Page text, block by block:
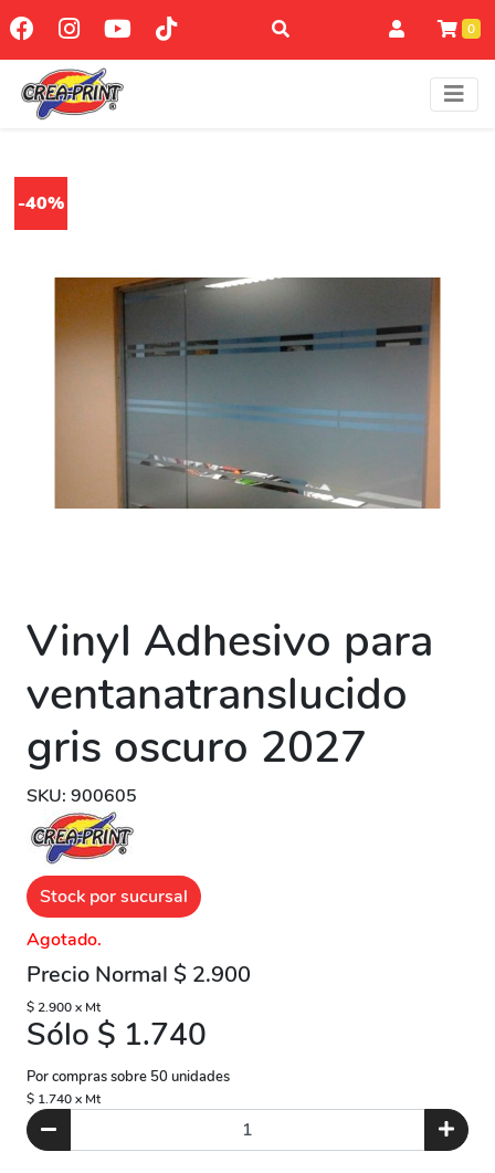
0
-40%
Vinyl Adhesivo para
ventanatranslucido
gris oscuro 2027
SKU: 900605
Stock por sucursal
Agotado.
Precio Normal $ 2.900
$ 2.900 x Mt
Sólo $ 1.740
Por compras sobre 50 unidades
$ 1.740 x Mt